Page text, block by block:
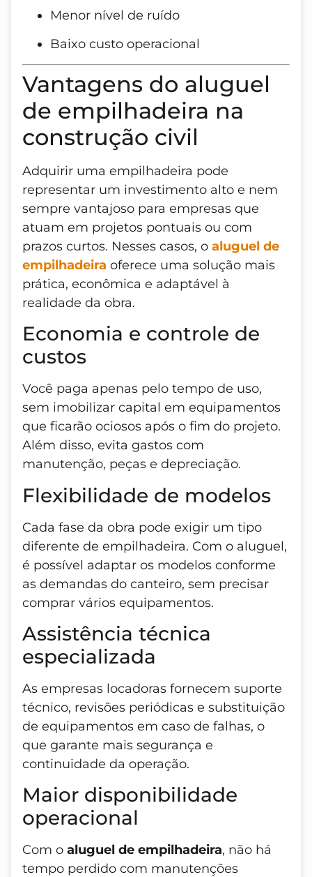
Menor nível de ruído
Baixo custo operacional
Vantagens do aluguel
de empilhadeira na
construção civil
Adquirir uma empilhadeira pode
representar um investimento alto e nem
sempre vantajoso para empresas que
atuam em projetos pontuais ou com
prazos curtos. Nesses casos, o aluguel de
empilhadeira oferece uma solução mais
prática, econômica e adaptável à
realidade da obra.
Economia e controle de
custos
Você paga apenas pelo tempo de uso,
sem imobilizar capital em equipamentos
que ficarão ociosos após o fim do projeto.
Além disso, evita gastos com
manutenção, peças e depreciação.
Flexibilidade de modelos
Cada fase da obra pode exigir um tipo
diferente de empilhadeira. Com o aluguel,
é possível adaptar os modelos conforme
as demandas do canteiro, sem precisar
comprar vários equipamentos.
Assistência técnica
especializada
As empresas locadoras fornecem suporte
técnico, revisões periódicas e substituição
de equipamentos em caso de falhas, o
que garante mais segurança e
continuidade da operação.
Maior disponibilidade
operacional
Com o aluguel de empilhadeira, não há
tempo perdido com manutenções